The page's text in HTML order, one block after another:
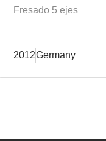
Fresado 5 ejes
2012Germany